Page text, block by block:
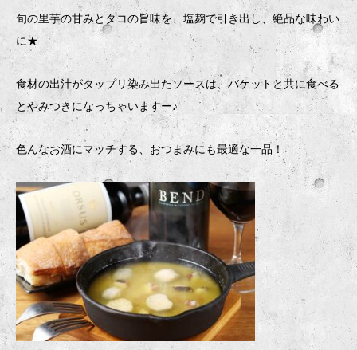
旬の里芋の甘みとタコの旨味を、塩麹で引き出し、絶品な味わい
に★
食材の出汁がタップリ染み出たソースは、バケットと共に食べる
とやみつきになっちゃいますー♪
色んなお酒にマッチする、おつまみにも最適な一品！